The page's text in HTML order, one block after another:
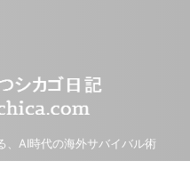
、AI時代の海外サバイバル術